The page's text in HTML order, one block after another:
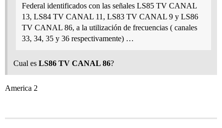
Federal identificados con las señales LS85 TV CANAL
13, LS84 TV CANAL 11, LS83 TV CANAL 9 y LS86
TV CANAL 86, a la utilización de frecuencias ( canales
33, 34, 35 y 36 respectivamente) …
Cual es LS86 TV CANAL 86?
America 2